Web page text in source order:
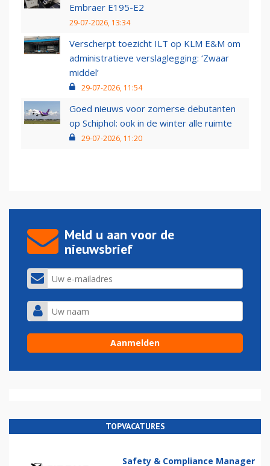
Embraer E195-E2
29-07-2026, 13:34
Verscherpt toezicht ILT op KLM E&M om
administratieve verslaglegging: ‘Zwaar
middel’
29-07-2026, 11:54
Goed nieuws voor zomerse debutanten
op Schiphol: ook in de winter alle ruimte
29-07-2026, 11:20
Meld u aan voor de
nieuwsbrief
TOPVACATURES
Safety & Compliance Manager